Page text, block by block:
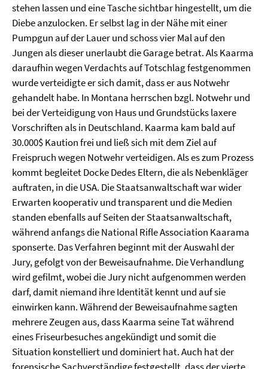
stehen lassen und eine Tasche sichtbar hingestellt, um die
Diebe anzulocken. Er selbst lag in der Nähe mit einer
Pumpgun auf der Lauer und schoss vier Mal auf den
Jungen als dieser unerlaubt die Garage betrat. Als Kaarma
daraufhin wegen Verdachts auf Totschlag festgenommen
wurde verteidigte er sich damit, dass er aus Notwehr
gehandelt habe. In Montana herrschen bzgl. Notwehr und
bei der Verteidigung von Haus und Grundstücks laxere
Vorschriften als in Deutschland. Kaarma kam bald auf
30.000$ Kaution frei und ließ sich mit dem Ziel auf
Freispruch wegen Notwehr verteidigen. Als es zum Prozess
kommt begleitet Docke Dedes Eltern, die als Nebenkläger
auftraten, in die USA. Die Staatsanwaltschaft war wider
Erwarten kooperativ und transparent und die Medien
standen ebenfalls auf Seiten der Staatsanwaltschaft,
während anfangs die National Rifle Association Kaarama
sponserte. Das Verfahren beginnt mit der Auswahl der
Jury, gefolgt von der Beweisaufnahme. Die Verhandlung
wird gefilmt, wobei die Jury nicht aufgenommen werden
darf, damit niemand ihre Identität kennt und auf sie
einwirken kann. Während der Beweisaufnahme sagten
mehrere Zeugen aus, dass Kaarma seine Tat während
eines Friseurbesuches angekündigt und somit die
Situation konstelliert und dominiert hat. Auch hat der